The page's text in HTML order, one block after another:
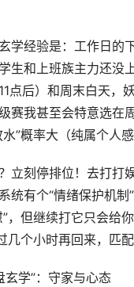
学经验是：工作日的
生和上班族主力还没
点后）和周末白天，
赛我甚至会特意选在
”概率大（纯属个人感
立刻停排位！去打打
统有个“情绪保护机制
，但继续打它只会给
几个小时再回来，匹
玄学”：守家与心态